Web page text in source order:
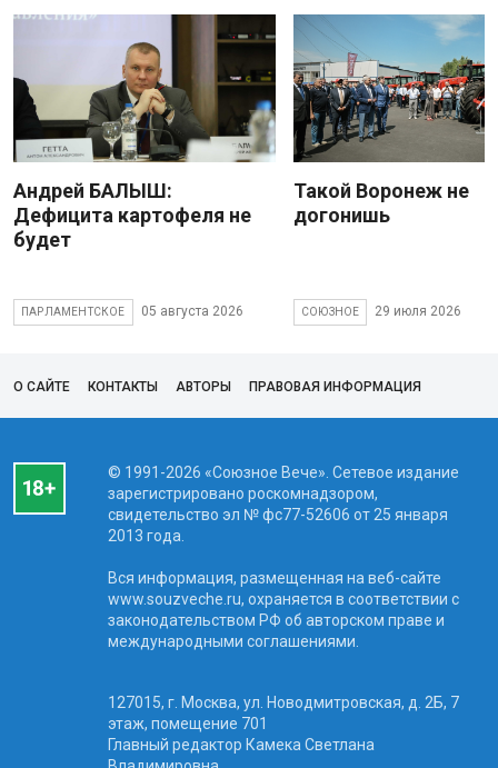
Андрей БАЛЫШ:
Дефицита картофеля не
будет
ПАРЛАМЕНТСКОЕ 05 августа 2026
Такой Воронеж не
догонишь
СОЮЗНОЕ 29 июля 2026
О САЙТЕ КОНТАКТЫ АВТОРЫ ПРАВОВАЯ ИНФОРМАЦИЯ
© 1991-2026 «Союзное Вече». Сетевое издание
зарегистрировано роскомнадзором,
свидетельство эл № фc77-52606 от 25 января
2013 года.
Вся информация, размещенная на веб-сайте
www.souzveche.ru, охраняется в соответствии с
законодательством РФ об авторском праве и
международными соглашениями.
127015, г. Москва, ул. Новодмитровская, д. 2Б, 7
этаж, помещение 701
Главный редактор Камека Светлана